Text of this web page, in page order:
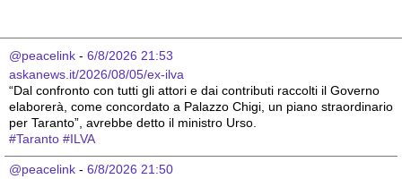
@peacelink - 6/8/2026 21:53
askanews.it/2026/08/05/ex-ilva
“Dal confronto con tutti gli attori e dai contributi raccolti il Governo
elaborerà, come concordato a Palazzo Chigi, un piano straordinario
per Taranto”, avrebbe detto il ministro Urso.
#Taranto #ILVA
@peacelink - 6/8/2026 21:50